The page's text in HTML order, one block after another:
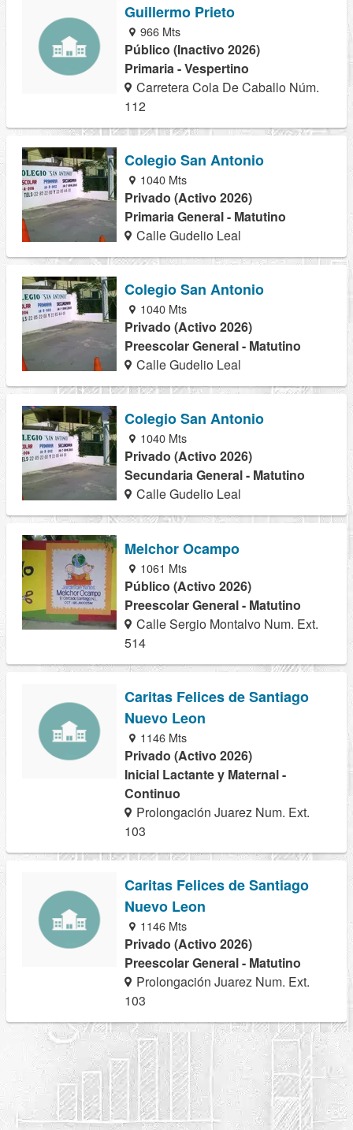
Guillermo Prieto
966 Mts
Público (Inactivo 2026)
Primaria - Vespertino
Carretera Cola De Caballo Núm.
112
Colegio San Antonio
1040 Mts
Privado (Activo 2026)
Primaria General - Matutino
Calle Gudelio Leal
Colegio San Antonio
1040 Mts
Privado (Activo 2026)
Preescolar General - Matutino
Calle Gudelio Leal
Colegio San Antonio
1040 Mts
Privado (Activo 2026)
Secundaria General - Matutino
Calle Gudelio Leal
Melchor Ocampo
1061 Mts
Público (Activo 2026)
Preescolar General - Matutino
Calle Sergio Montalvo Num. Ext.
514
Caritas Felices de Santiago
Nuevo Leon
1146 Mts
Privado (Activo 2026)
Inicial Lactante y Maternal -
Continuo
Prolongación Juarez Num. Ext.
103
Caritas Felices de Santiago
Nuevo Leon
1146 Mts
Privado (Activo 2026)
Preescolar General - Matutino
Prolongación Juarez Num. Ext.
103